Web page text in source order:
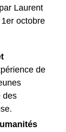
Laurent
octobre
de
des